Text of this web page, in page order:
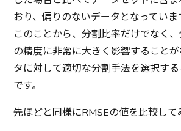
おり、偏りのないデータとなっていま
このことから、分割比率だけでなく
の精度に非常に大きく影響すること
タに対して適切な分割手法を選択す
です。
先ほどと同様にRMSEの値を比較して